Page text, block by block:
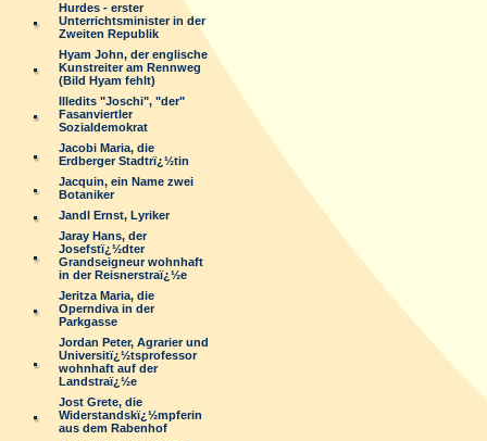
Hurdes - erster
Unterrichtsminister in der
Zweiten Republik
Hyam John, der englische
Kunstreiter am Rennweg
(Bild Hyam fehlt)
Illedits "Joschi", "der"
Fasanviertler
Sozialdemokrat
Jacobi Maria, die
Erdberger Stadtrï¿½tin
Jacquin, ein Name zwei
Botaniker
Jandl Ernst, Lyriker
Jaray Hans, der
Josefstï¿½dter
Grandseigneur wohnhaft
in der Reisnerstraï¿½e
Jeritza Maria, die
Operndiva in der
Parkgasse
Jordan Peter, Agrarier und
Universitï¿½tsprofessor
wohnhaft auf der
Landstraï¿½e
Jost Grete, die
Widerstandskï¿½mpferin
aus dem Rabenhof